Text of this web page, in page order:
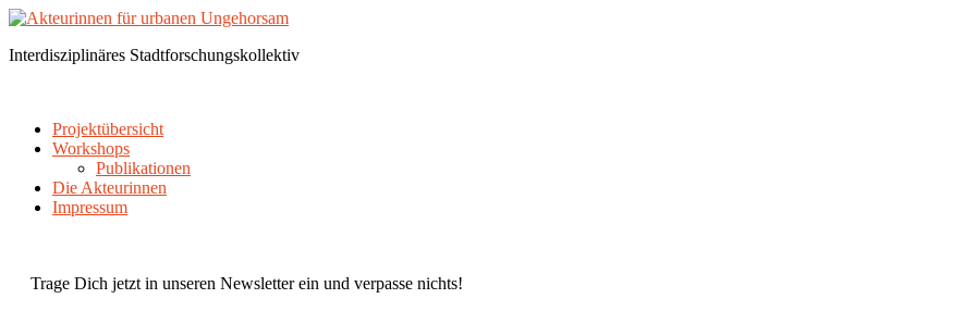
Interdisziplinäres Stadtforschungskollektiv
Projektübersicht
Workshops
Publikationen
Die Akteurinnen
Impressum
Trage Dich jetzt in unseren Newsletter ein und verpasse nichts!